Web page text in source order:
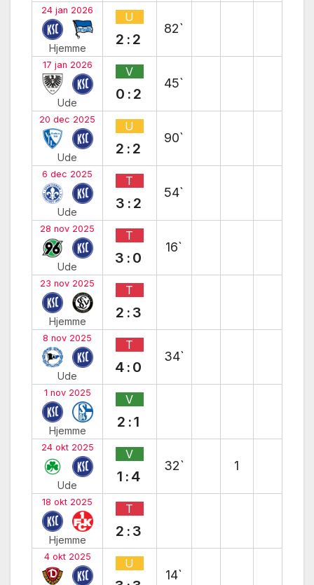
24 jan 2026
Hjemme
U
2:2
82`
17 jan 2026
Ude
V
0:2
45`
20 dec 2025
Ude
U
2:2
90`
6 dec 2025
Ude
T
3:2
54`
28 nov 2025
Ude
T
3:0
16`
23 nov 2025
Hjemme
T
2:3
8 nov 2025
Ude
T
4:0
34`
1 nov 2025
Hjemme
V
2:1
24 okt 2025
Ude
V
1:4
32` 1
18 okt 2025
Hjemme
T
2:3
4 okt 2025 U
14`